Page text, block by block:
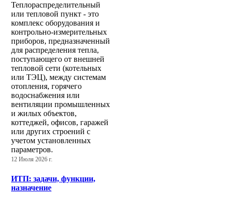
Теплораспределительный
или тепловой пункт - это
комплекс оборудования и
контрольно-измерительных
приборов, предназначенный
для распределения тепла,
поступающего от внешней
тепловой сети (котельных
или ТЭЦ), между системам
отопления, горячего
водоснабжения или
вентиляции промышленных
и жилых объектов,
коттеджей, офисов, гаражей
или других строений с
учетом установленных
параметров.
12 Июля 2026 г.
ИТП: задачи, функции,
назначение